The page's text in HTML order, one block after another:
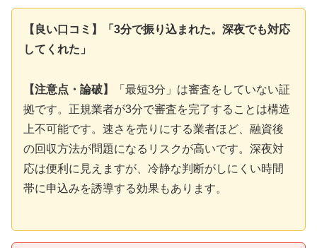
【良い口コミ】「3分で振り込まれた。深夜でも対応
してくれた」
【注意点・論破】
「最短3分」は審査をしていない証
拠です。正規業者が3分で審査を完了することは構造
上不可能です。速さを売りにする業者ほど、融資後
の回収方法が問題になるリスクが高いです。深夜対
応は便利に見えますが、冷静な判断がしにくい時間
帯に申込みを誘導する効果もあります。